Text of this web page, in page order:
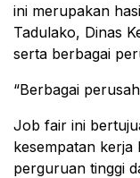
ini merupakan
Tadulako, Dinas
serta berbagai
“Berbagai
Job fair ini
kesempatan
perguruan tinggi